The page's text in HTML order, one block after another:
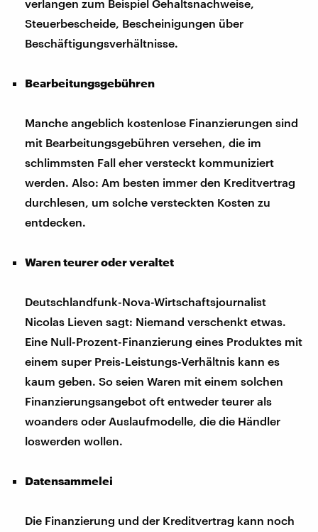
verlangen zum Beispiel Gehaltsnachweise,
Steuerbescheide, Bescheinigungen über
Beschäftigungsverhältnisse.
Bearbeitungsgebühren
Manche angeblich kostenlose Finanzierungen sind
mit Bearbeitungsgebühren versehen, die im
schlimmsten Fall eher versteckt kommuniziert
werden. Also: Am besten immer den Kreditvertrag
durchlesen, um solche versteckten Kosten zu
entdecken.
Waren teurer oder veraltet
Deutschlandfunk-Nova-Wirtschaftsjournalist
Nicolas Lieven sagt: Niemand verschenkt etwas.
Eine Null-Prozent-Finanzierung eines Produktes mit
einem super Preis-Leistungs-Verhältnis kann es
kaum geben. So seien Waren mit einem solchen
Finanzierungsangebot oft entweder teurer als
woanders oder Auslaufmodelle, die die Händler
loswerden wollen.
Datensammelei
Die Finanzierung und der Kreditvertrag kann noch